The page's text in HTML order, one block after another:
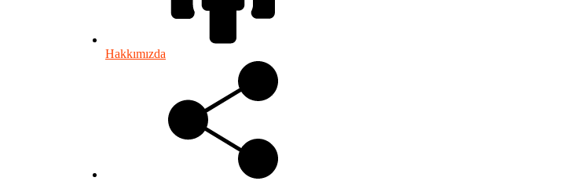
Hakkımızda